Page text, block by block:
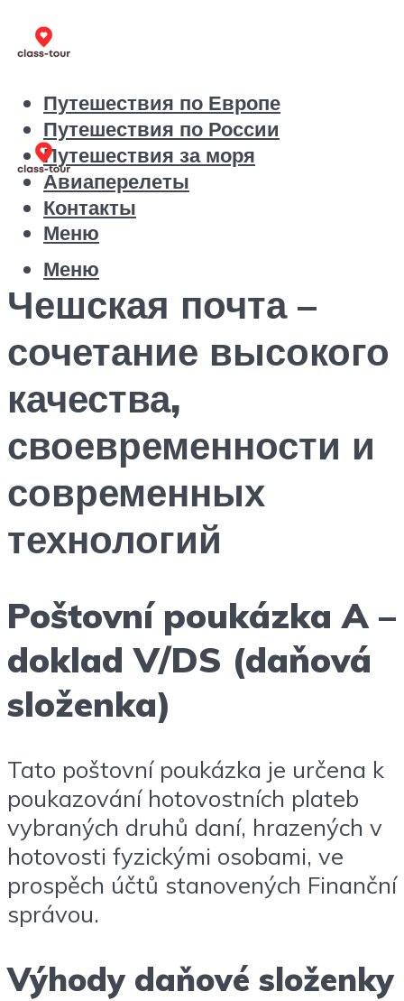
Путешествия по Европе
Путешествия по России
Путешествия за моря
Авиаперелеты
Контакты
Меню
Меню
Чешская почта –
сочетание высокого
качества,
своевременности и
современных
технологий
Poštovní poukázka A –
doklad V/DS (daňová
složenka)
Tato poštovní poukázka je určena k
poukazování hotovostních plateb
vybraných druhů daní, hrazených v
hotovosti fyzickými osobami, ve
prospěch účtů stanovených Finanční
správou.
Výhody daňové složenky